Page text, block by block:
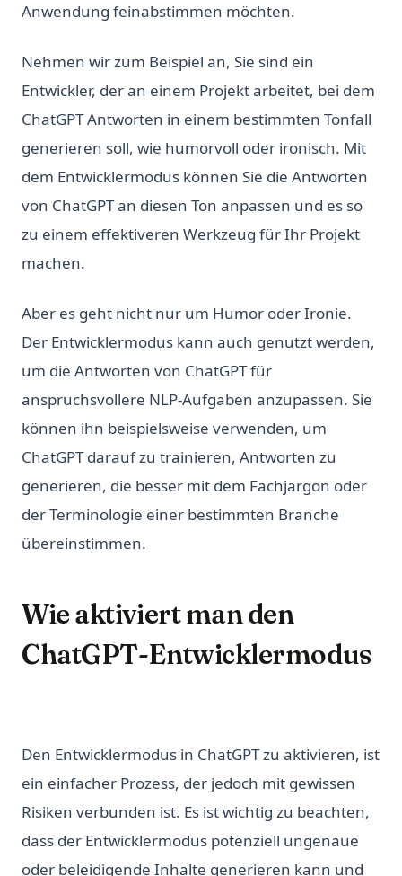
Anwendung feinabstimmen möchten.
Nehmen wir zum Beispiel an, Sie sind ein
Entwickler, der an einem Projekt arbeitet, bei dem
ChatGPT Antworten in einem bestimmten Tonfall
generieren soll, wie humorvoll oder ironisch. Mit
dem Entwicklermodus können Sie die Antworten
von ChatGPT an diesen Ton anpassen und es so
zu einem effektiveren Werkzeug für Ihr Projekt
machen.
Aber es geht nicht nur um Humor oder Ironie.
Der Entwicklermodus kann auch genutzt werden,
um die Antworten von ChatGPT für
anspruchsvollere NLP-Aufgaben anzupassen. Sie
können ihn beispielsweise verwenden, um
ChatGPT darauf zu trainieren, Antworten zu
generieren, die besser mit dem Fachjargon oder
der Terminologie einer bestimmten Branche
übereinstimmen.
Wie aktiviert man den
ChatGPT-Entwicklermodus
Den Entwicklermodus in ChatGPT zu aktivieren, ist
ein einfacher Prozess, der jedoch mit gewissen
Risiken verbunden ist. Es ist wichtig zu beachten,
dass der Entwicklermodus potenziell ungenaue
oder beleidigende Inhalte generieren kann und